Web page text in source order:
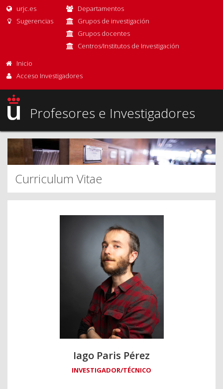
urjc.es
Sugerencias
Departamentos
Grupos de investigación
Grupos docentes
Centros/Institutos de Investigación
Inicio
Acceso Investigadores
Profesores e Investigadores
Curriculum Vitae
Iago Paris Pérez
INVESTIGADOR/TÉCNICO